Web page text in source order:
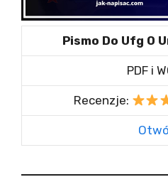
Pismo Do Ufg O
PDF i
Recenzje: